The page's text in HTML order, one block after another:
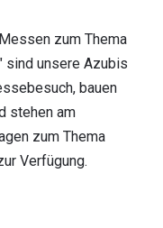
zum Thema
sind unsere Azubis
bauen
stehen am
zum Thema
Verfügung.